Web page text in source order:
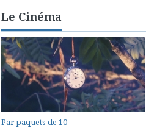
Le Cinéma
Par paquets de 10